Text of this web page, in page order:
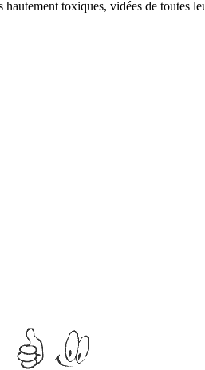
toxiques, vidées de toutes